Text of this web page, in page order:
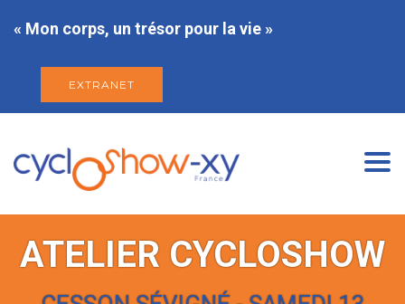
« Mon corps, un trésor pour la vie »
EXTRANET
ATELIER CYCLOSHOW